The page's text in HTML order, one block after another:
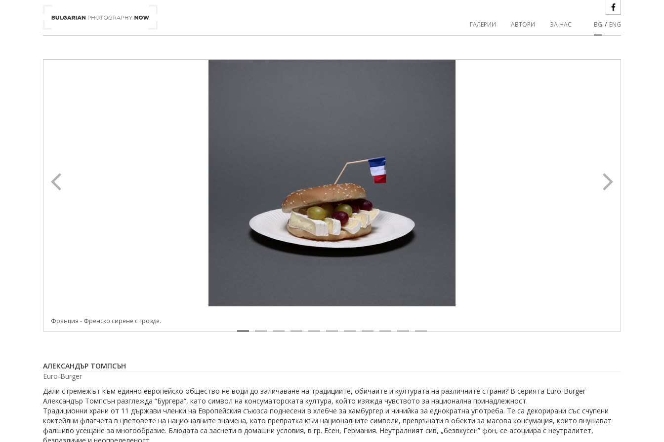
ENG
/
BG
ГАЛЕРИИ АВТОРИ ЗА НАС
Франция - Френско сирене с грозде.
АЛЕКСАНДЪР ТОМПСЪН
Euro-Burger
Дали стремежът към единно европейско общество не води до заличаване на традициите, обичаите и културата на различните страни? В серията Euro-Burger
Александър Томпсън разглежда “Бургера“, като символ на консуматорската култура, който изяжда чувството за национална принадлежност.
Традиционни храни от 11 държави членки на Европейския съюзса поднесени в хлебче за хамбургер и чинийка за еднократна употреба. Tе са декорирани със счупени
коктейлни флагчета в цветовете на националните знамена, като препратка към националните символи, преврънати в обекти за масова консумация, които внушават
фалшиво усещане за многообразие. Блюдата са заснети в домашни условия, в гр. Есен, Германия. Неутралният сив, „безвкусен” фон, се асоциира с неутралитет,